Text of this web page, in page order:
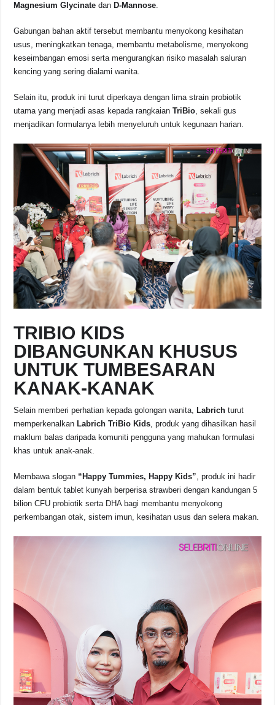
Magnesium Glycinate dan D-Mannose.
Gabungan bahan aktif tersebut membantu menyokong kesihatan
usus, meningkatkan tenaga, membantu metabolisme, menyokong
keseimbangan emosi serta mengurangkan risiko masalah saluran
kencing yang sering dialami wanita.
Selain itu, produk ini turut diperkaya dengan lima strain probiotik
utama yang menjadi asas kepada rangkaianTriBio, sekali gus
menjadikan formulanya lebih menyeluruh untuk kegunaan harian.
TRIBIO KIDS
DIBANGUNKAN KHUSUS
UNTUK TUMBESARAN
KANAK-KANAK
Selain memberi perhatian kepada golongan wanita, Labrich turut
memperkenalkan Labrich TriBio Kids, produk yang dihasilkan hasil
maklum balas daripada komuniti pengguna yang mahukan formulasi
khas untuk anak-anak.
Membawa slogan “Happy Tummies, Happy Kids”, produk ini hadir
dalam bentuk tablet kunyah berperisa strawberi dengan kandungan 5
bilion CFU probiotik serta DHA bagi membantu menyokong
perkembangan otak, sistem imun, kesihatan usus dan selera makan.